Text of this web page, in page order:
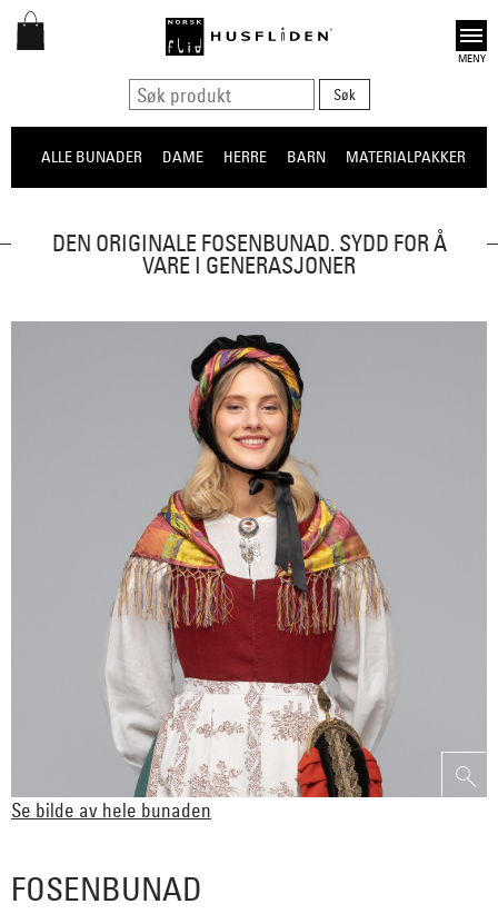
Open
ALLE BUNADER DAME HERRE BARN MATERIALPAKKER
DEN ORIGINALE FOSENBUNAD. SYDD FOR Å
VARE I GENERASJONER
Se bilde av hele bunaden
FOSENBUNAD